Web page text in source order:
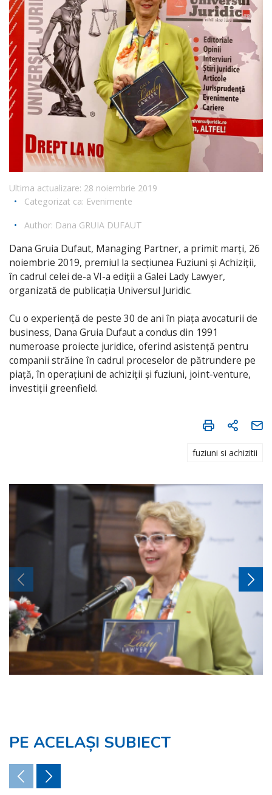
Ultima actualizare: 28 noiembrie 2019
•
Categorizat ca: Evenimente
• Author: Dana GRUIA DUFAUT
Dana Gruia Dufaut, Managing Partner, a primit marți, 26
noiembrie 2019, premiul la secțiunea Fuziuni și Achiziții,
în cadrul celei de-a VI-a ediții a Galei Lady Lawyer,
organizată de publicația Universul Juridic.
Cu o experiență de peste 30 de ani în piața avocaturii de
business, Dana Gruia Dufaut a condus din 1991
numeroase proiecte juridice, oferind asistență pentru
companii străine în cadrul proceselor de pătrundere pe
piață, în operațiuni de achiziții și fuziuni, joint-venture,
investiții greenfield.
fuziuni si achizitii
PE ACELAȘI SUBIECT